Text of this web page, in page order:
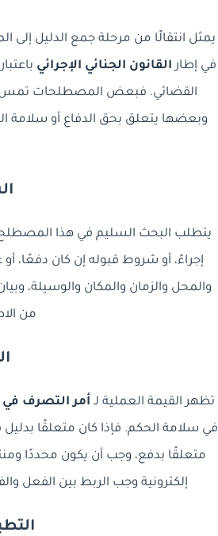
يمثل انتقالًا من مرحلة جمع الدليل
في إطار القانون الجنائي الإجرائي
القضائي. فبعض المصطلحات تمس
وبعضها يتعلق بحق الدفاع أو سلامة
يتطلب البحث السليم في هذا المصطلح
إجراءً، أو شروط قبوله إن كان
والمحل والزمان والمكان والوسيلة،
من
تظهر القيمة العملية لـ أمر التصرف في
في سلامة الحكم. فإذا كان متعلقًا
متعلقًا بدفع، وجب أن يكون محددًا
إلكترونية وجب الربط بين الفعل